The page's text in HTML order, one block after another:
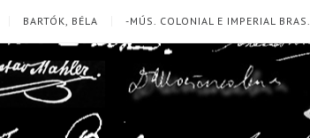
BARTÓK, BÉLA -MÚS. COLONIAL E IMPERIAL BRAS.